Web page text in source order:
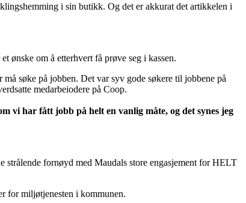
i sin butikk. Og det er akkurat det artikkelen i
ønske om å etterhvert få prøve seg i kassen.
søke på jobben. Det var syv gode søkere til jobbene på
medarbeiodere på Coop.
vi har fått jobb på helt en vanlig måte, og det synes jeg
fornøyd med Maudals store engasjement for HELT
for miljøtjenesten i kommunen.